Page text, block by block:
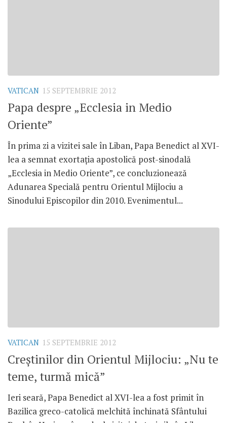
VATICAN 15 SEPTEMBRIE 2012
Papa despre „Ecclesia in Medio
Oriente”
În prima zi a vizitei sale în Liban, Papa Benedict al XVI-
lea a semnat exortaţia apostolică post-sinodală
„Ecclesia in Medio Oriente”, ce concluzionează
Adunarea Specială pentru Orientul Mijlociu a
Sinodului Episcopilor din 2010. Evenimentul...
VATICAN 15 SEPTEMBRIE 2012
Creştinilor din Orientul Mijlociu: „Nu te
teme, turmă mică”
Ieri seară, Papa Benedict al XVI-lea a fost primit în
Bazilica greco-catolică melchită închinată Sfântului